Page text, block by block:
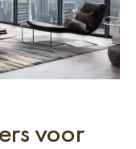
voor